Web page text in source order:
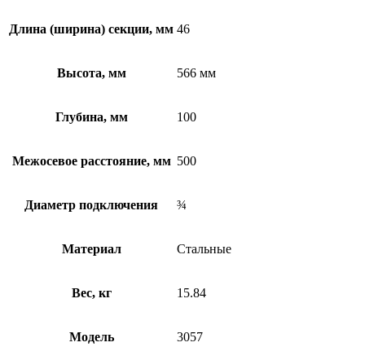
Длина (ширина) секции, мм 46
Высота, мм 566 мм
Глубина, мм 100
Межосевое расстояние, мм 500
Диаметр подключения ¾
Материал Стальные
Вес, кг 15.84
Модель 3057